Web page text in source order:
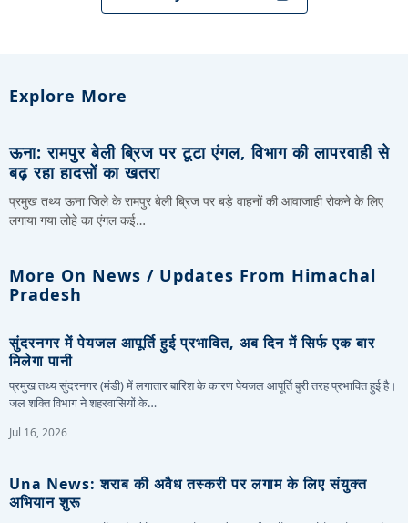
Explore More
ऊना: रामपुर बेली ब्रिज पर टूटा एंगल, विभाग की लापरवाही से
बढ़ रहा हादसों का खतरा
प्रमुख तथ्य ऊना जिले के रामपुर बेली ब्रिज पर बड़े वाहनों की आवाजाही रोकने के लिए
लगाया गया लोहे का एंगल कई…
More On News / Updates From Himachal
Pradesh
सुंदरनगर में पेयजल आपूर्ति हुई प्रभावित, अब दिन में सिर्फ एक बार
मिलेगा पानी
प्रमुख तथ्य सुंदरनगर (मंडी) में लगातार बारिश के कारण पेयजल आपूर्ति बुरी तरह प्रभावित हुई है।
जल शक्ति विभाग ने शहरवासियों के…
Jul 16, 2026
Una News: शराब की अवैध तस्करी पर लगाम के लिए संयुक्त
अभियान शुरू